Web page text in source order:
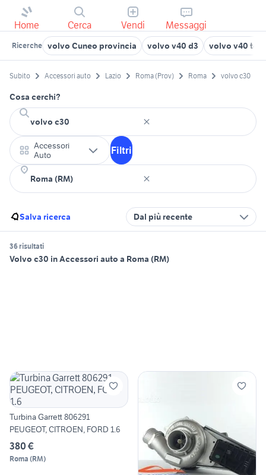
Home Cerca Vendi Messaggi
Ricerche volvo Cuneo provincia volvo v40 d3 volvo v40 t4
Subito Accessori auto Lazio Roma (Prov) Roma volvo c30
Cosa cerchi?
Accessori
Auto
Filtri
Salva ricerca Dal più recente
36 risultati
Volvo c30 in Accessori auto a Roma (RM)
Turbina Garrett 806291
PEUGEOT, CITROEN, FORD 1.6
380 €
Roma (RM)